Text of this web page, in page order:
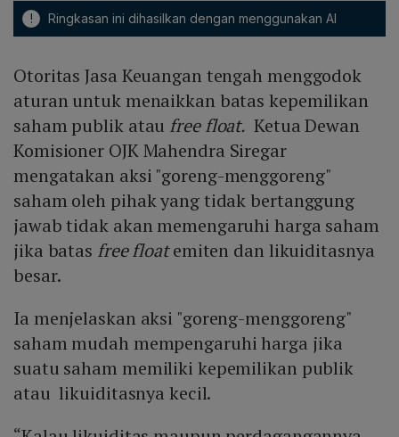
! Ringkasan ini dihasilkan dengan menggunakan AI
Otoritas Jasa Keuangan tengah menggodok
aturan untuk menaikkan batas kepemilikan
saham publik atau free float. Ketua Dewan
Komisioner OJK Mahendra Siregar
mengatakan aksi "goreng-menggoreng"
saham oleh pihak yang tidak bertanggung
jawab tidak akan memengaruhi harga saham
jika batas free floatemiten dan likuiditasnya
besar.
Ia menjelaskan aksi "goreng-menggoreng"
saham mudah mempengaruhi harga jika
suatu saham memiliki kepemilikan publik
atau likuiditasnya kecil.